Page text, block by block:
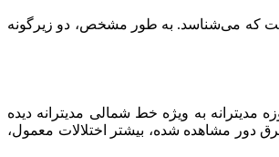
که می‌شناسد. به طور مشخص، دو زیرگونه
به ویژه خط شمالی مدیترانه دیده
دور مشاهده شده، بیشتر اختلالات معمول،